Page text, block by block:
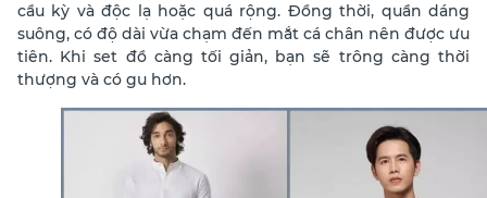
cầu kỳ và độc lạ hoặc quá rộng. Đồng thời, quần dáng
suông, có độ dài vừa chạm đến mắt cá chân nên được ưu
tiên. Khi set đồ càng tối giản, bạn sẽ trông càng thời
thượng và có gu hơn.